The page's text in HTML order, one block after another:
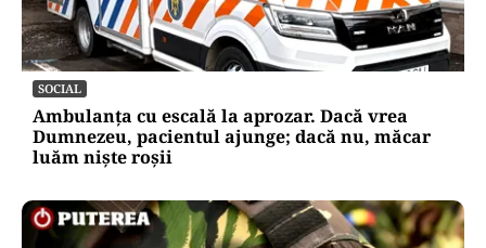
SOCIAL
Ambulanța cu escală la aprozar. Dacă vrea
Dumnezeu, pacientul ajunge; dacă nu, măcar
luăm niște roșii